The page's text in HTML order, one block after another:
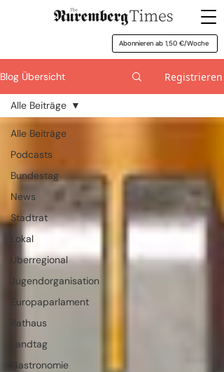
Abonnieren ab 1,50 €/Woche
Blog Übersicht Registrieren
Alle Beiträge
Podcasts
Bundestag
News
Stadtrat
Lokal
Überregional
Jugendorganisation
Europaparlament
Rathaus
Landtag
Gastronomie
Alle Beiträge